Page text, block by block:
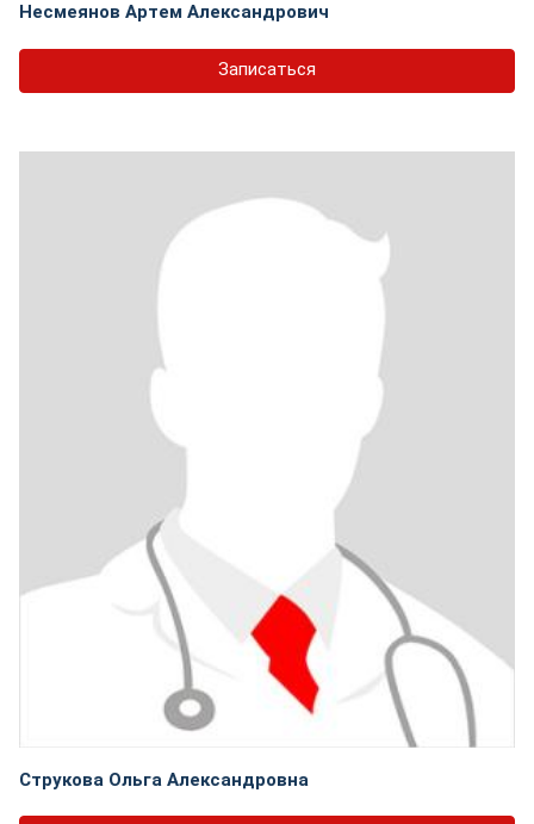
Несмеянов Артем Александрович
Записаться
Струкова Ольга Александровна